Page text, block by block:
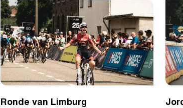
Ronde van Limburg